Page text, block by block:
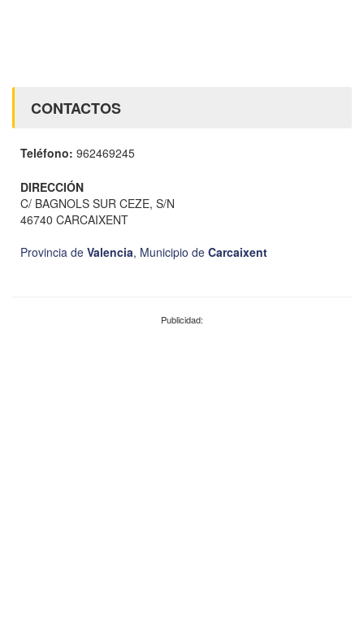
CONTACTOS
Teléfono: 962469245
DIRECCIÓN
C/ BAGNOLS SUR CEZE, S/N
46740 CARCAIXENT
Provincia de Valencia, Municipio de Carcaixent
Publicidad: